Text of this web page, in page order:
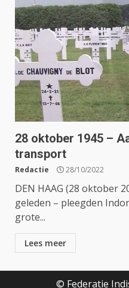
28 oktober 1945 –
transport
Redactie 28/10/2022
DEN HAAG (28 oktober
geleden – pleegden
grote...
Lees meer
© Federatie